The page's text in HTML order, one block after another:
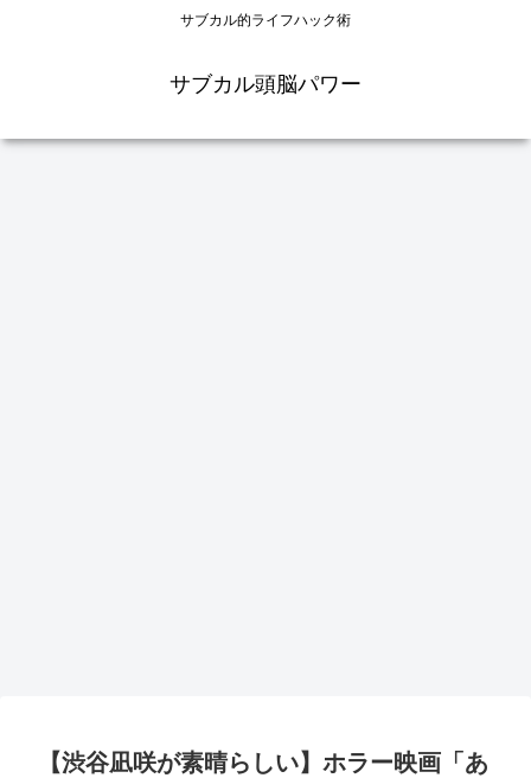
サブカル的ライフハック術
サブカル頭脳パワー
【渋谷凪咲が素晴らしい】ホラー映画「あ